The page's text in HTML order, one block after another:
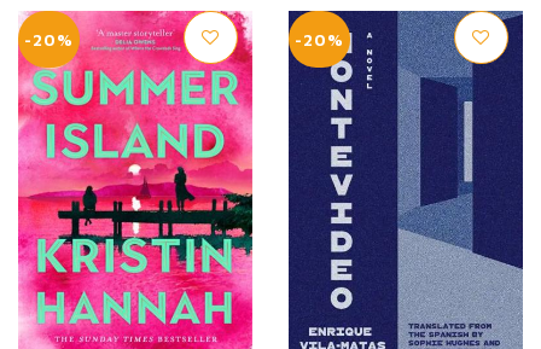
-20% -20%